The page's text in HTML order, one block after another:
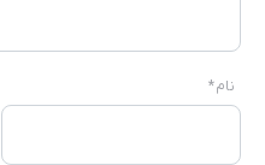
نام*